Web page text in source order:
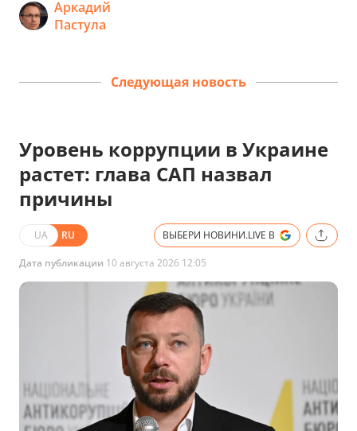
Аркадий
Пастула
Следующая новость
Уровень коррупции в Украине
растет: глава САП назвал
причины
UA RU ВЫБЕРИ НОВИНИ.LIVE В
Дата публикации 10 августа 2026 12:05